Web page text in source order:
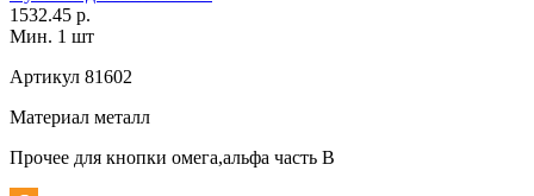
1532.45 р.
Мин. 1 шт
Артикул 81602
Материал металл
Прочее для кнопки омега,альфа часть В